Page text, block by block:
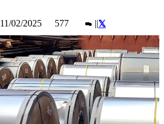
11/02/2025 577 ||